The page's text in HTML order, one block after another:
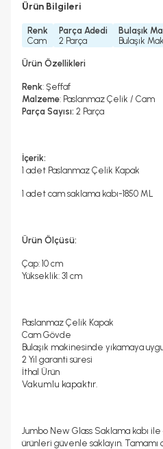
Ürün Bilgileri
Renk
Cam
Parça Adedi
2 Parça
Bulaşık
Bulaşık
Ürün Özellikleri
Renk: Şeffaf
Malzeme: Paslanmaz Çelik / Cam
Parça Sayısı: 2 Parça
İçerik:
1 adet Paslanmaz Çelik Kapak
1 adet cam saklama kabı-1850 ML
Ürün Ölçüsü:
Çap: 10 cm
Yükseklik: 31 cm
Paslanmaz Çelik Kapak
Cam Gövde
Bulaşık makinesinde yıkamaya
2 Yıl garanti süresi
İthal Ürün
Vakumlu kapaktır.
Jumbo New Glass Saklama kabı ile
ürünleri güvenle saklayın.